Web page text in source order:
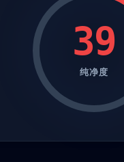
39
纯净度